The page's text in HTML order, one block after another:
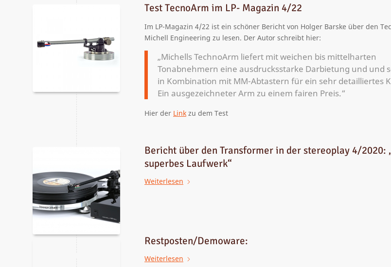
Test TecnoArm im LP- Magazin 4/22
Im LP-Magazin 4/22 ist ein schöner Bericht von Holger Barske über den
Michell Engineering zu lesen. Der Autor schreibt hier:
„Michells TechnoArm liefert mit weichen bis mittelharten
Tonabnehmern eine ausdrucksstarke Darbietung und und
in Kombination mit MM-Abtastern für ein sehr detailliertes
Ein ausgezeichneter Arm zu einem fairen Preis.“
Hier der Link zu dem Test
Bericht über den Transformer in der stereoplay 4/2020:
superbes Laufwerk“
Weiterlesen
Restposten/Demoware:
Weiterlesen